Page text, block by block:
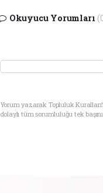
Okuyucu Yorumları
Yorum yazarak Topluluk
dolaylı tüm sorumluluğu tek